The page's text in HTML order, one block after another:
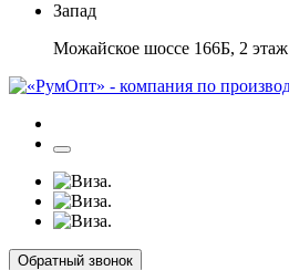
Запад
Можайское шоссе 166Б, 2 этаж
Обратный звонок